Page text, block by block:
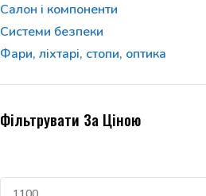
Салон і компоненти
Системи безпеки
Фари, ліхтарі, стопи, оптика
Фільтрувати За Ціною